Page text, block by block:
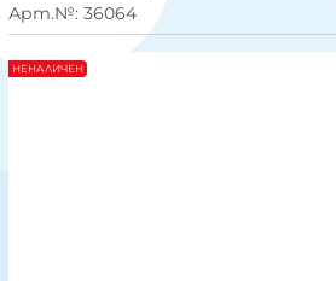
Арт.№: 36064
НЕНАЛИЧЕН